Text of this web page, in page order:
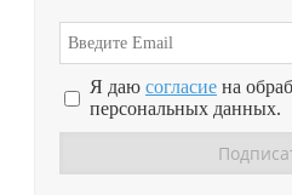
Я даю согласие на
персональных данных.